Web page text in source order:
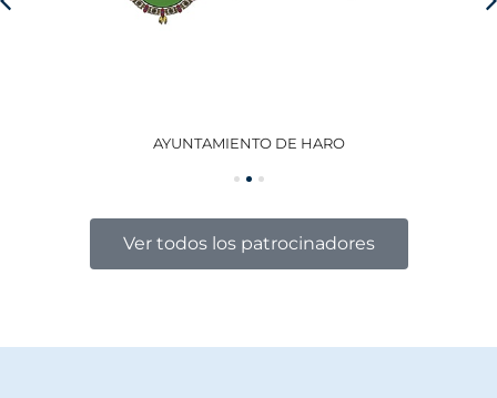
AYUNTAMIENTO DE HARO
Ver todos los patrocinadores